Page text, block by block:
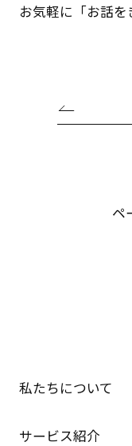
お気軽に「お話を
ペ
私たちについて
サービス紹介